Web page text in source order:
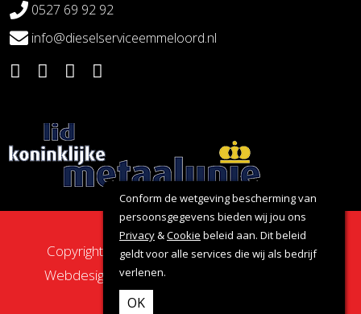
Conform de wetgeving bescherming van
persoonsgegevens bieden wij jou ons
Privacy&Cookie beleid aan. Dit beleid
geldt voor alle services die wij als bedrijf
verlenen.
OK
0527 69 92 92
info@dieselserviceemmeloord.nl
Copyright 2026 - Dieselservice Emmeloord |
Webdesign door:Nova Septem
Online Marketing